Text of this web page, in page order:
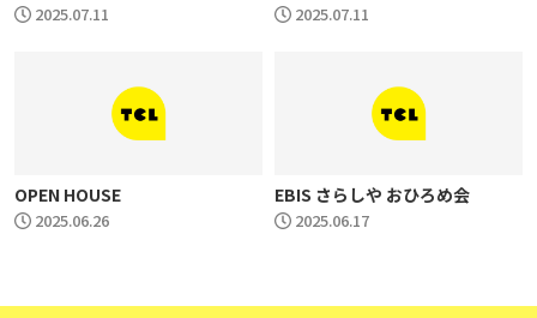
2025.07.11 2025.07.11
OPEN HOUSE
2025.06.26
EBIS さらしや おひろめ会
2025.06.17